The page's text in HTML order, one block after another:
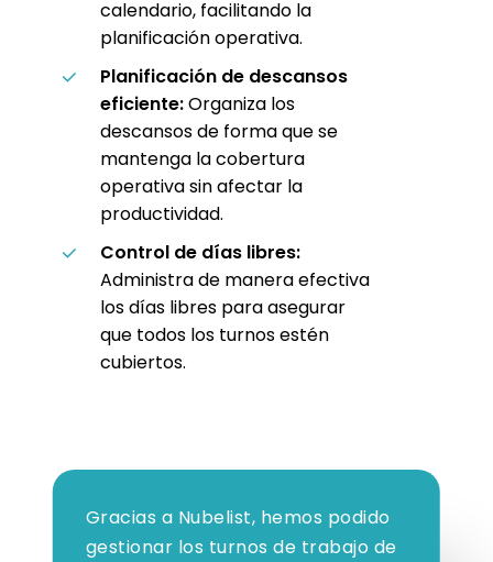
calendario, facilitando la
planificación operativa.
Planificación de descansos
eficiente:Organiza los
descansos de forma que se
mantenga la cobertura
operativa sin afectar la
productividad.
Control de días libres:
Administra de manera efectiva
los días libres para asegurar
que todos los turnos estén
cubiertos.
Gracias a Nubelist, hemos podido
gestionar los turnos de trabajo de